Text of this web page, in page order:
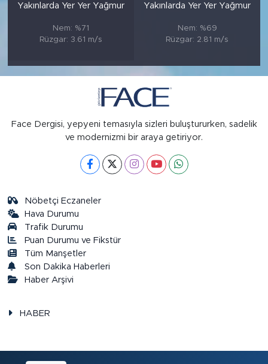
Yakınlarda Yer Yer Yağmur
Nem: %71
Rüzgar: 3.61 m/s
Yakınlarda Yer Yer Yağmur
Nem: %69
Rüzgar: 2.81 m/s
Face Dergisi, yepyeni temasıyla sizleri buluştururken, sadelik
ve modernizmi bir araya getiriyor.
Nöbetçi Eczaneler
Hava Durumu
Trafik Durumu
Puan Durumu ve Fikstür
Tüm Manşetler
Son Dakika Haberleri
Haber Arşivi
HABER